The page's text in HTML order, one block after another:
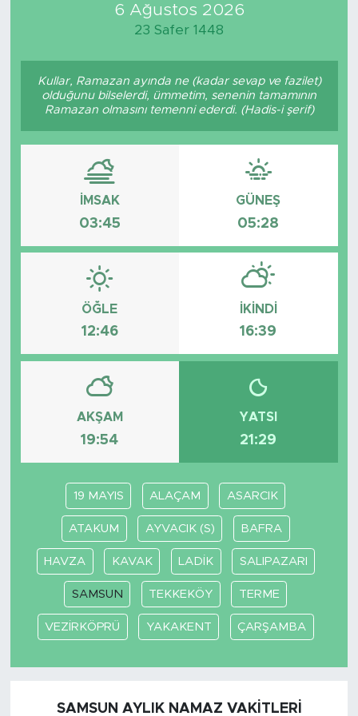
6 Ağustos 2026
23 Safer 1448
Kullar, Ramazan ayında ne (kadar sevap ve fazilet)
olduğunu bilselerdi, ümmetim, senenin tamamının
Ramazan olmasını temenni ederdi. (Hadis-i şerif)
İMSAK
03:45
GÜNEŞ
05:28
ÖĞLE
12:46
İKINDI
16:39
AKŞAM
19:54
YATSI
21:29
19 MAYIS ALAÇAM ASARCIK
ATAKUM AYVACIK (S) BAFRA
HAVZA KAVAK LADİK SALIPAZARI
SAMSUN TEKKEKÖY TERME
VEZİRKÖPRÜ YAKAKENT ÇARŞAMBA
SAMSUN AYLIK NAMAZ VAKITLERI